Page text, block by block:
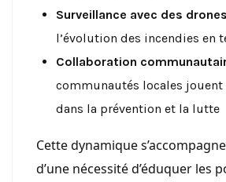
Surveillance avec des
l’évolution des incendies en
Collaboration
communautés locales
dans la prévention et la lutte
Cette dynamique
d’une nécessité d’éduquer les